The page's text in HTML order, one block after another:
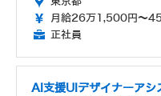
月給26万1,500円～
正社員
AI支援UIデザイナーア